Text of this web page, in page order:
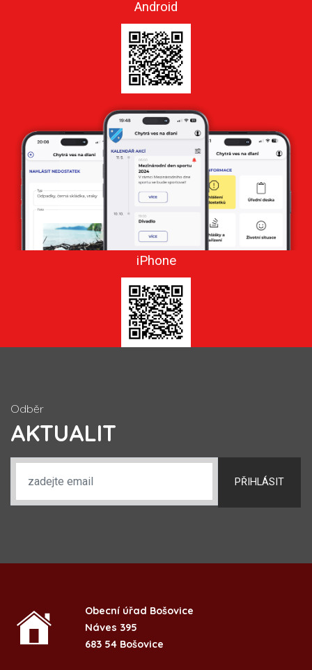
Android
iPhone
Odběr
AKTUALIT
PŘIHLÁSIT
Obecní úřad Bošovice
Náves 395
683 54 Bošovice